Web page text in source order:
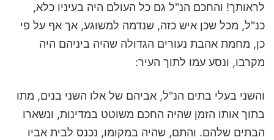
לראותך! והחכם הנ"ל גם כל העולם היה בעיניו כלא,
כנ"ל, מכל שכן איש כזה, שנדמה למשוגע, אך אף על פי
כן, מחמת אהבת נעורים הגדולה שהיה ביניהם היה
מקרבו, ונסע עמו לתוך העיר:
והשני בעלי בתים הנ"ל, אביהם של אלו השני בנים, מתו
בתוך אותו הזמן שהיה החכם משוטט במדינות, ונשארו
הבתים שלהם. והתם, שהיה במקומו, נכנס לבית אביו